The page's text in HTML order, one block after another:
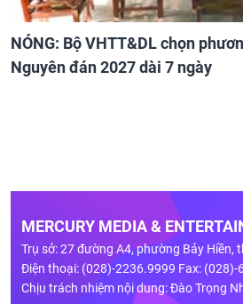
NÓNG: Bộ VHTT&DL chọn
Nguyên đán 2027 dài 7 ngày
MERCURY MEDIA &
Trụ sở: 27 đường A4, phường Bảy Hiền,
Điện thoại: (028)-2236.9999 Fax: (028)-
Chịu trách nhiệm nội dung: Đào Trọng